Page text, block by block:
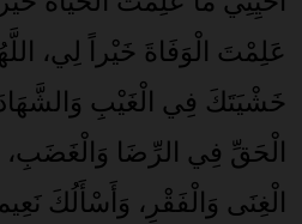
عَلِمْتَ الْوَفَاةَ خَيْراً لِي،
خَشْيَتَكَ فِي الْغَيْبِ
الْحَقِّ فِي الرِّضَا
الْغِنَى وَالْفَقْرِ، وَأَسْأَلُكَ